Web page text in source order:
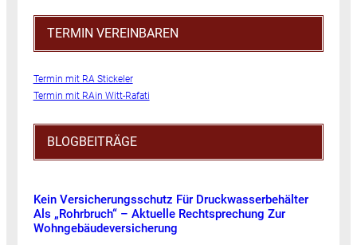
TERMIN VEREINBAREN
Termin mit RA Stickeler
Termin mit RAin Witt-Rafati
BLOGBEITRÄGE
Kein Versicherungsschutz Für Druckwasserbehälter
Als „Rohrbruch“ – Aktuelle Rechtsprechung Zur
Wohngebäudeversicherung